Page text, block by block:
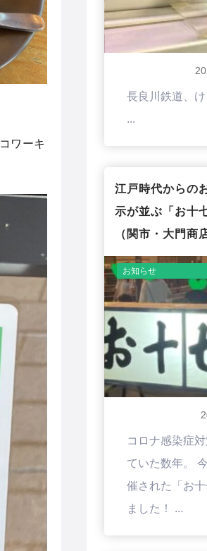
ワーキ
長良川鉄道、
...
江戸時代からの
示が並ぶ「お十
（関市・大門商
お知らせ
コロナ感染症
ていた数年。
催された「お
ました！ ...